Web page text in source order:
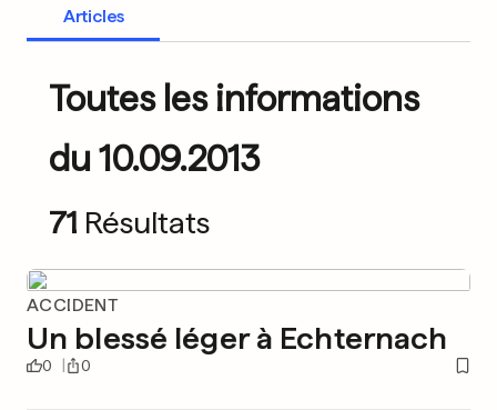
Articles
Toutes les informations
du 10.09.2013
71 Résultats
ACCIDENT
Un blessé léger à Echternach
0 0